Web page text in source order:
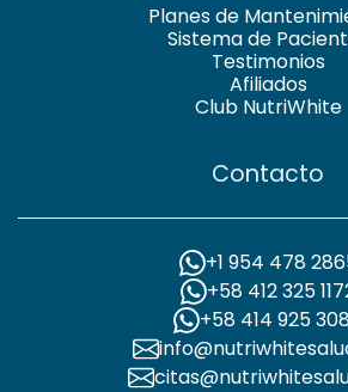
Planes de
Sistema de
Testimonios
Afiliados
Club NutriWhite
Contacto
+1 954 478
+58 412 325
+58 414 925